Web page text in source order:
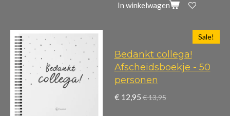
In winkelwagen
Sale!
Bedankt collega!
Afscheidsboekje - 50
personen
€ 12,95 € 13,95